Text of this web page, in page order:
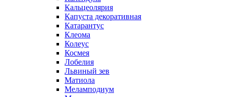
Кальцеолярия
Капуста декоративная
Катарантус
Клеома
Колеус
Космея
Лобелия
Львиный зев
Матиола
Меламподиум